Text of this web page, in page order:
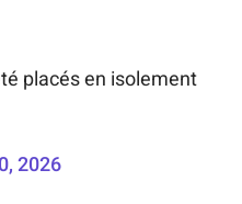
placés en isolement
2026